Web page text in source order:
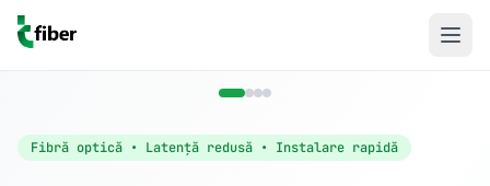
Fibră optică • Latență redusă • Instalare rapidă